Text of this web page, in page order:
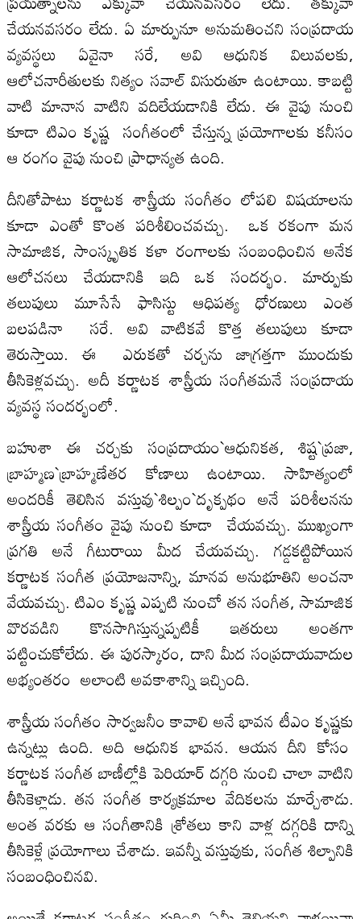
చేయనవసరం లేదు. ఏ మార్పునూ అనుమతించని సంప్రదాయ
వ్యవస్థలు ఏవైనా సరే, అవి ఆధునిక విలువలకు,
ఆలోచనారీతులకు నిత్యం సవాల్‌ విసురుతూ ఉంటాయి. కాబట్టి
వాటి మానాన వాటిని వదిలేయడానికి లేదు. ఈ వైపు నుంచి
కూడా టిఎం కృష్ణ సంగీతంలో చేస్తున్న ప్రయోగాలకు కనీసం
ఆ రంగం వైపు నుంచి ప్రాధాన్యత ఉంది.
దీనితోపాటు కర్ణాటక శాస్త్రీయ సంగీతం లోపలి విషయాలను
కూడా ఎంతో కొంత పరిశీలించవచ్చు. ఒక రకంగా మన
సామాజిక, సాంస్కృతిక కళా రంగాలకు సంబంధించిన అనేక
ఆలోచనలు చేయడానికి ఇది ఒక సందర్భం. మార్పుకు
తలుపులు మూసేసే ఫాసిస్టు ఆధిపత్య ధోరణులు ఎంత
బలపడినా సరే. అవి వాటికవే కొత్త తలుపులు కూడా
తెరుస్తాయి. ఈ ఎరుకతో చర్చను జాగ్రత్తగా ముందుకు
తీసికెళ్లవచ్చు. అదీ కర్ణాటక శాస్త్రీయ సంగీతమనే సంప్రదాయ
వ్యవస్థ సందర్భంలో.
బహుశా ఈ చర్చకు సంప్రదాయం`ఆధునికత, శిష్ట`ప్రజా,
బ్రాహ్మణ`బ్రాహ్మణేతర కోణాలు ఉంటాయి. సాహిత్యంలో
అందరికీ తెలిసిన వస్తువు`శిల్పం`దృక్పథం అనే పరిశీలనను
శాస్త్రీయ సంగీతం వైపు నుంచి కూడా చేయవచ్చు. ముఖ్యంగా
ప్రగతి అనే గీటురాయి మీద చేయవచ్చు. గడ్డకట్టిపోయిన
కర్ణాటక సంగీత ప్రయోజనాన్ని, మానవ అనుభూతిని అంచనా
వేయవచ్చు. టిఎం కృష్ణ ఎప్పటి నుంచో తన సంగీత, సామాజిక
వొరవడిని కొనసాగిస్తున్నప్పటికీ ఇతరులు అంతగా
పట్టించుకోలేదు. ఈ పురస్కారం, దాని మీద సంప్రదాయవాదుల
అభ్యంతరం అలాంటి అవకాశాన్ని ఇచ్చింది.
శాస్త్రీయ సంగీతం సార్వజనీం కావాలి అనే భావన టీఎం కృష్ణకు
ఉన్నట్లు ఉంది. అది ఆధునిక భావన. ఆయన దీని కోసం
కర్ణాటక సంగీత బాణీల్లోకి పెరియార్‌ దగ్గరి నుంచి చాలా వాటిని
తీసికెళ్లాడు. తన సంగీత కార్యక్రమాల వేదికలను మార్చేశాడు.
అంత వరకు ఆ సంగీతానికి శ్రోతలు కాని వాళ్ల దగ్గరికి దాన్ని
తీసికెళ్లే ప్రయోగాలు చేశాడు. ఇవన్నీ వస్తువుకు, సంగీత శిల్పానికి
సంబంధించినవి.